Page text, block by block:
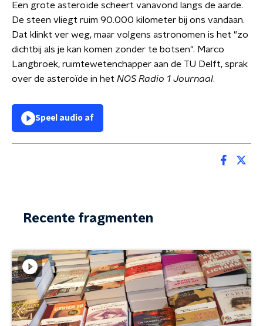
Een grote asteroïde scheert vanavond langs de aarde.
De steen vliegt ruim 90.000 kilometer bij ons vandaan.
Dat klinkt ver weg, maar volgens astronomen is het "zo
dichtbij als je kan komen zonder te botsen". Marco
Langbroek, ruimtewetenchapper aan de TU Delft, sprak
over de asteroïde in het NOS Radio 1 Journaal.
Speel audio af
Recente fragmenten